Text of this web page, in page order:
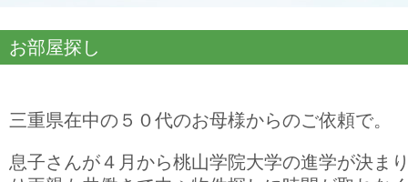
お部屋探し 和
三重県在中の５０代のお母様からのご依頼で。
息子さんが４月から桃山学院大学の進学が決ま